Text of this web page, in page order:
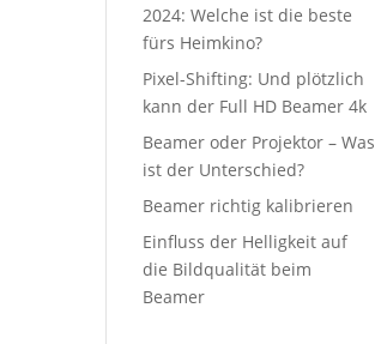
2024: Welche ist die beste
fürs Heimkino?
Pixel-Shifting: Und plötzlich
kann der Full HD Beamer 4k
Beamer oder Projektor – Was
ist der Unterschied?
Beamer richtig kalibrieren
Einfluss der Helligkeit auf
die Bildqualität beim
Beamer